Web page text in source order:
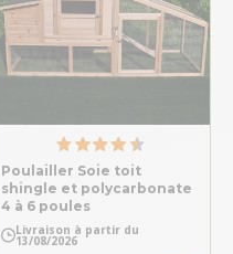
Poulailler Soie toit
shingle et polycarbonate
4 à 6 poules
Livraison à partir du
13/08/2026